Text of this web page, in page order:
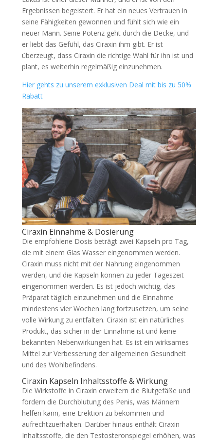
Ergebnissen begeistert. Er hat ein neues Vertrauen in
seine Fähigkeiten gewonnen und fühlt sich wie ein
neuer Mann. Seine Potenz geht durch die Decke, und
er liebt das Gefühl, das Ciraxin ihm gibt. Er ist
überzeugt, dass Ciraxin die richtige Wahl für ihn ist und
plant, es weiterhin regelmäßig einzunehmen.
Hier gehts zu unserem exklusiven Deal mit bis zu 50%
Rabatt
Ciraxin Einnahme & Dosierung
Die empfohlene Dosis beträgt zwei Kapseln pro Tag,
die mit einem Glas Wasser eingenommen werden.
Ciraxin muss nicht mit der Nahrung eingenommen
werden, und die Kapseln können zu jeder Tageszeit
eingenommen werden. Es ist jedoch wichtig, das
Präparat täglich einzunehmen und die Einnahme
mindestens vier Wochen lang fortzusetzen, um seine
volle Wirkung zu entfalten. Ciraxin ist ein natürliches
Produkt, das sicher in der Einnahme ist und keine
bekannten Nebenwirkungen hat. Es ist ein wirksames
Mittel zur Verbesserung der allgemeinen Gesundheit
und des Wohlbefindens.
Ciraxin Kapseln Inhaltsstoffe & Wirkung
Die Wirkstoffe in Ciraxin erweitern die Blutgefäße und
fördern die Durchblutung des Penis, was Männern
helfen kann, eine Erektion zu bekommen und
aufrechtzuerhalten. Darüber hinaus enthält Ciraxin
Inhaltsstoffe, die den Testosteronspiegel erhöhen, was